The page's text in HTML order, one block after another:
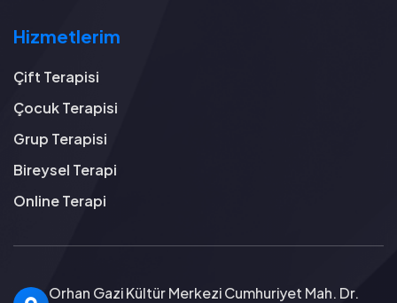
Hizmetlerim
Çift Terapisi
Çocuk Terapisi
Grup Terapisi
Bireysel Terapi
Online Terapi
Orhan Gazi Kültür Merkezi Cumhuriyet Mah. Dr.